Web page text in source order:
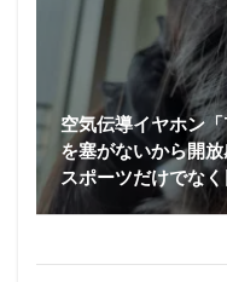
空気伝導イヤホン
を塞がないから開
スポーツだけでな